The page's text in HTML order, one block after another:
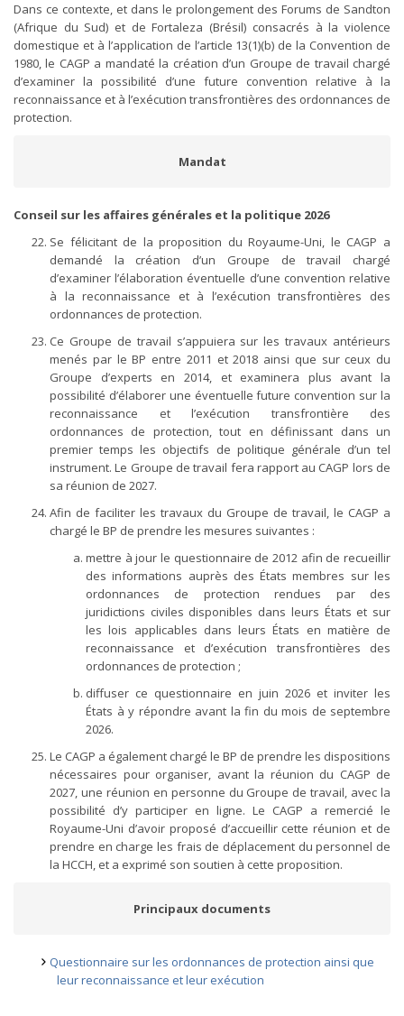
Dans ce contexte, et dans le prolongement des Forums de Sandton
(Afrique du Sud) et de Fortaleza (Brésil) consacrés à la violence
domestique et à l’application de l’article 13(1)(b) de la Convention de
1980, le CAGP a mandaté la création d’un Groupe de travail chargé
d’examiner la possibilité d’une future convention relative à la
reconnaissance et à l’exécution transfrontières des ordonnances de
protection.
Mandat
Conseil sur les affaires générales et la politique 2026
Se félicitant de la proposition du Royaume-Uni, le CAGP a
demandé la création d’un Groupe de travail chargé
d’examiner l’élaboration éventuelle d’une convention relative
à la reconnaissance et à l’exécution transfrontières des
ordonnances de protection.
Ce Groupe de travail s’appuiera sur les travaux antérieurs
menés par le BP entre 2011 et 2018 ainsi que sur ceux du
Groupe d’experts en 2014, et examinera plus avant la
possibilité d’élaborer une éventuelle future convention sur la
reconnaissance et l’exécution transfrontière des
ordonnances de protection, tout en définissant dans un
premier temps les objectifs de politique générale d’un tel
instrument. Le Groupe de travail fera rapport au CAGP lors de
sa réunion de 2027.
Afin de faciliter les travaux du Groupe de travail, le CAGP a
chargé le BP de prendre les mesures suivantes :
mettre à jour le questionnaire de 2012 afin de recueillir
des informations auprès des États membres sur les
ordonnances de protection rendues par des
juridictions civiles disponibles dans leurs États et sur
les lois applicables dans leurs États en matière de
reconnaissance et d’exécution transfrontières des
ordonnances de protection ;
diffuser ce questionnaire en juin 2026 et inviter les
États à y répondre avant la fin du mois de septembre
2026.
Le CAGP a également chargé le BP de prendre les dispositions
nécessaires pour organiser, avant la réunion du CAGP de
2027, une réunion en personne du Groupe de travail, avec la
possibilité d’y participer en ligne. Le CAGP a remercié le
Royaume-Uni d’avoir proposé d’accueillir cette réunion et de
prendre en charge les frais de déplacement du personnel de
la HCCH, et a exprimé son soutien à cette proposition.
Principaux documents
Questionnaire sur les ordonnances de protection ainsi que
leur reconnaissance et leur exécution